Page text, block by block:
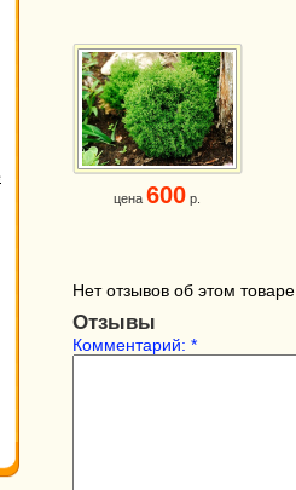
цена 600 р.
Нет отзывов об этом товаре
Отзывы
Комментарий: *